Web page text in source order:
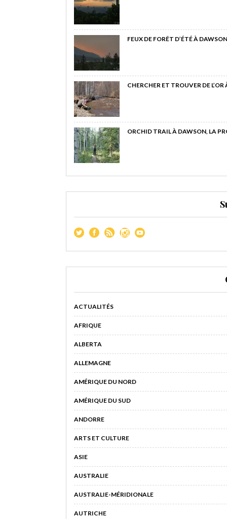
FEUX DE FORÊT D’ÉTÉ À
CHERCHER ET TROUVER DE
ORCHID TRAIL À DAWSON, LA
ACTUALITÉS
AFRIQUE
ALBERTA
ALLEMAGNE
AMÉRIQUE DU NORD
AMÉRIQUE DU SUD
ANDORRE
ARTS ET CULTURE
ASIE
AUSTRALIE
AUSTRALIE-MÉRIDIONALE
AUTRICHE